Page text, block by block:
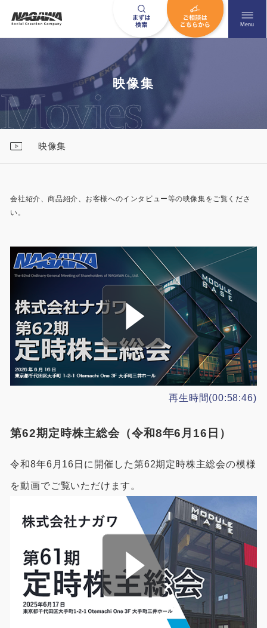
メニュ
Menu
お問い合わせはこちら
営業時間AM 9:00〜PM6:00
ニュース一覧
用途から探す
事務所・作業場
倉庫・工場
店舗
勉強部屋・子供部屋
休憩室・喫煙室
中古品
ユニットハウス
モジュール建築（プレハブ）
展示場を探す
施工事例
あなたにナガワがお薦めの理由
Webカタログ
会社概要
よくあるご質問
その他
お問い合わせ
利用規約
特定商取引法に基づく表記
映像集
ナガワひまわり財団
映像集
映像集
会社紹介、商品紹介、お客様へのインタビュー等の映像集をご覧くださ
い。
再生時間(00:58:46)
第62期定時株主総会（令和8年6月16日）
令和8年6月16日に開催した第62期定時株主総会の模様
を動画でご覧いただけます。